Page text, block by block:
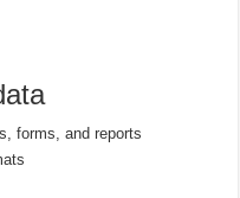
forms, and reports